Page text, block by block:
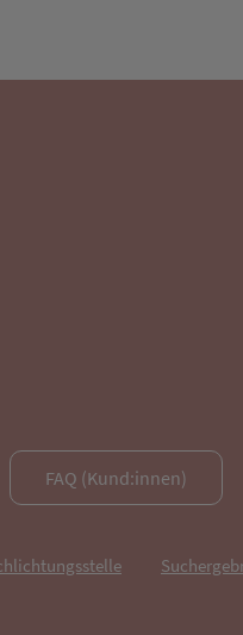
FAQ (Kund:innen)